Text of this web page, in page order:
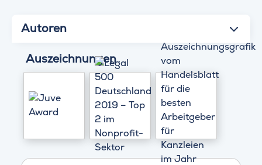
Autoren
Auszeichnungen